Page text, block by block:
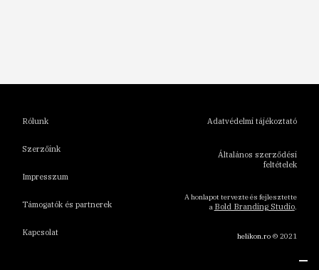
Rólunk
Szerzőink
Impresszum
Támogatók és partnerek
Kapcsolat
Adatvédelmi tájékoztató
Általános szerződési
feltételek
A honlapot tervezte és fejlesztette
a Bold Branding Studio.
helikon.ro© 2021